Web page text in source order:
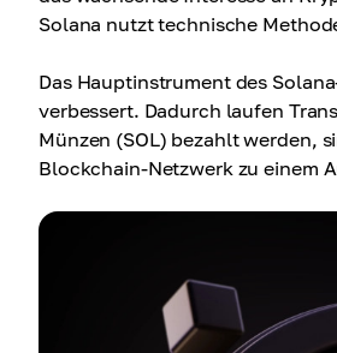
Solana nutzt technische
Das Hauptinstrument des
verbessert. Dadurch laufen
Münzen (SOL) bezahlt werden,
Blockchain-Netzwerk zu einem